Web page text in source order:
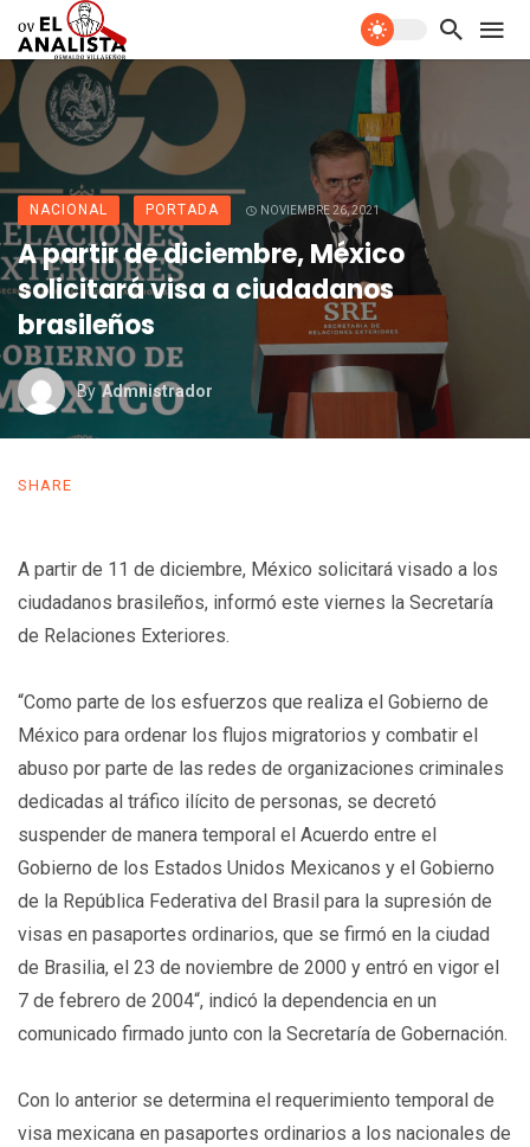
NACIONAL PORTADA NOVIEMBRE 26, 2021
A partir de diciembre, México
solicitará visa a ciudadanos
brasileños
By Admnistrador
SHARE
A partir de 11 de diciembre, México solicitará visado a los
ciudadanos brasileños, informó este viernes la Secretaría
de Relaciones Exteriores.
“Como parte de los esfuerzos que realiza el Gobierno de
México para ordenar los flujos migratorios y combatir el
abuso por parte de las redes de organizaciones criminales
dedicadas al tráfico ilícito de personas, se decretó
suspender de manera temporal el Acuerdo entre el
Gobierno de los Estados Unidos Mexicanos y el Gobierno
de la República Federativa del Brasil para la supresión de
visas en pasaportes ordinarios, que se firmó en la ciudad
de Brasilia, el 23 de noviembre de 2000 y entró en vigor el
7 de febrero de 2004“, indicó la dependencia en un
comunicado firmado junto con la Secretaría de Gobernación.
Con lo anterior se determina el requerimiento temporal de
visa mexicana en pasaportes ordinarios a los nacionales de